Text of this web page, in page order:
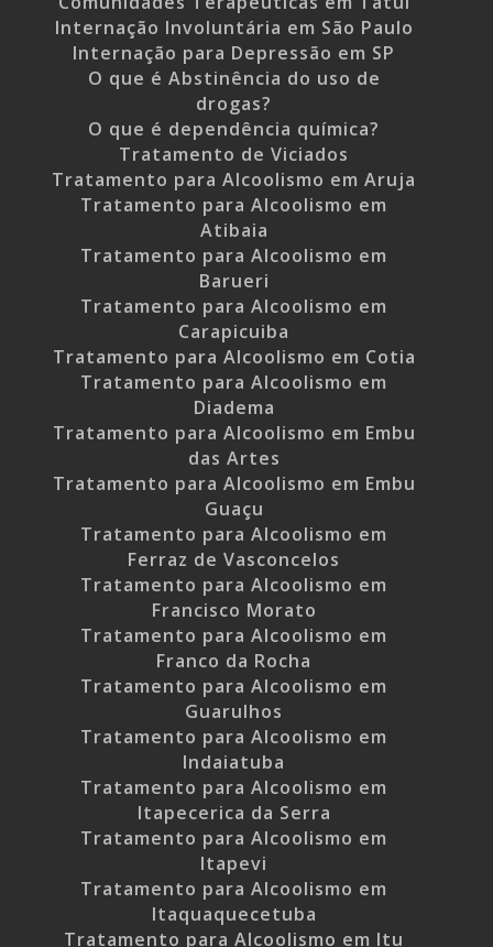
Internação Involuntária em São Paulo
Internação para Depressão em SP
O que é Abstinência do uso de
drogas?
O que é dependência química?
Tratamento de Viciados
Tratamento para Alcoolismo em Aruja
Tratamento para Alcoolismo em
Atibaia
Tratamento para Alcoolismo em
Barueri
Tratamento para Alcoolismo em
Carapicuiba
Tratamento para Alcoolismo em Cotia
Tratamento para Alcoolismo em
Diadema
Tratamento para Alcoolismo em Embu
das Artes
Tratamento para Alcoolismo em Embu
Guaçu
Tratamento para Alcoolismo em
Ferraz de Vasconcelos
Tratamento para Alcoolismo em
Francisco Morato
Tratamento para Alcoolismo em
Franco da Rocha
Tratamento para Alcoolismo em
Guarulhos
Tratamento para Alcoolismo em
Indaiatuba
Tratamento para Alcoolismo em
Itapecerica da Serra
Tratamento para Alcoolismo em
Itapevi
Tratamento para Alcoolismo em
Itaquaquecetuba
Tratamento para Alcoolismo em Itu